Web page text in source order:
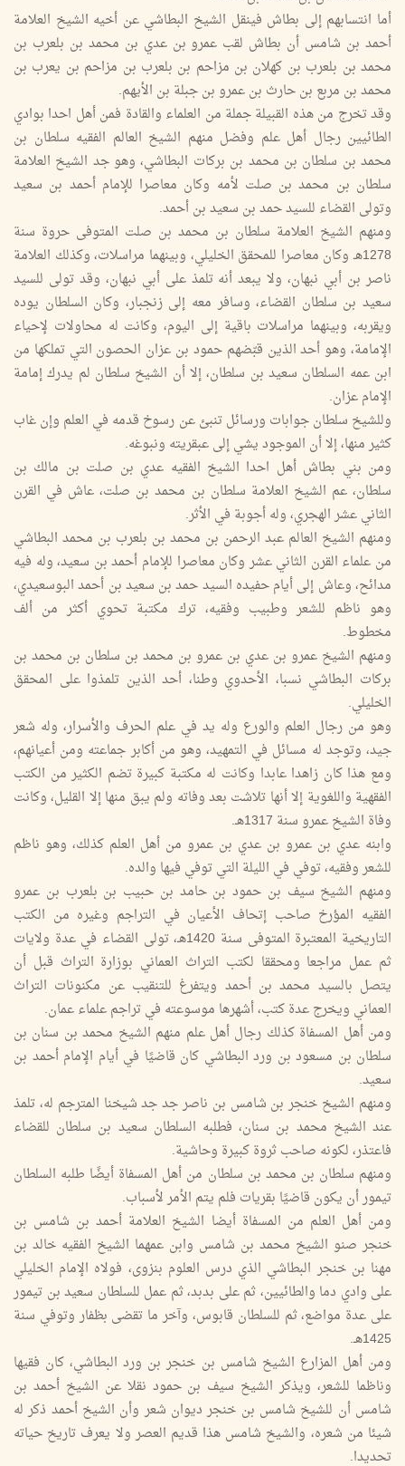
أما انتسابهم إلى بطاش فينقل الشيخ البطاشي عن أخيه الشيخ العلامة
أحمد بن شامس أن بطاش لقب عمرو بن عدي بن محمد بن بلعرب بن
محمد بن بلعرب بن كهلان بن مزاحم بن بلعرب بن مزاحم بن يعرب بن
محمد بن مربع بن حارث بن عمرو بن جبلة بن الأيهم.
وقد تخرج من هذه القبيلة جملة من العلماء والقادة فمن أهل احدا بوادي
الطائيين رجال أهل علم وفضل منهم الشيخ العالم الفقيه سلطان بن
محمد بن سلطان بن محمد بن بركات البطاشي، وهو جد الشيخ العلامة
سلطان بن محمد بن صلت لأمه وكان معاصرا للإمام أحمد بن سعيد
وتولى القضاء للسيد حمد بن سعيد بن أحمد.
ومنهم الشيخ العلامة سلطان بن محمد بن صلت المتوفى حروة سنة
1278هـ وكان معاصرا للمحقق الخليلي، وبينهما مراسلات، وكذلك العلامة
ناصر بن أبي نبهان، ولا يبعد أنه تلمذ على أبي نبهان، وقد تولى للسيد
سعيد بن سلطان القضاء، وسافر معه إلى زنجبار، وكان السلطان يوده
ويقربه، وبينهما مراسلات باقية إلى اليوم، وكانت له محاولات لإحياء
الإمامة، وهو أحد الذين قبّضهم حمود بن عزان الحصون التي تملكها من
ابن عمه السلطان سعيد بن سلطان، إلا أن الشيخ سلطان لم يدرك إمامة
الإمام عزان.
وللشيخ سلطان جوابات ورسائل تنبئ عن رسوخ قدمه في العلم وإن غاب
كثير منها، إلا أن الموجود يشي إلى عبقريته ونبوغه.
ومن بني بطاش أهل احدا الشيخ الفقيه عدي بن صلت بن مالك بن
سلطان، عم الشيخ العلامة سلطان بن محمد بن صلت، عاش في القرن
الثاني عشر الهجري، وله أجوبة في الأثر.
ومنهم الشيخ العالم عبد الرحمن بن محمد بن بلعرب بن محمد البطاشي
من علماء القرن الثاني عشر وكان معاصرا للإمام أحمد بن سعيد، وله فيه
مدائح، وعاش إلى أيام حفيده السيد حمد بن سعيد بن أحمد البوسعيدي،
وهو ناظم للشعر وطبيب وفقيه، ترك مكتبة تحوي أكثر من ألف
مخطوط.
ومنهم الشيخ عمرو بن عدي بن عمرو بن محمد بن سلطان بن محمد بن
بركات البطاشي نسبا، الأحدوي وطنا، أحد الذين تلمذوا على المحقق
الخليلي.
وهو من رجال العلم والورع وله يد في علم الحرف والأسرار، وله شعر
جيد، وتوجد له مسائل في التمهيد، وهو من أكابر جماعته ومن أعيانهم،
ومع هذا كان زاهدا عابدا وكانت له مكتبة كبيرة تضم الكثير من الكتب
الفقهية واللغوية إلا أنها تلاشت بعد وفاته ولم يبق منها إلا القليل، وكانت
وفاة الشيخ عمرو سنة 1317هـ.
وابنه عدي بن عمرو بن عدي بن عمرو من أهل العلم كذلك، وهو ناظم
للشعر وفقيه، توفي في الليلة التي توفي فيها والده.
ومنهم الشيخ سيف بن حمود بن حامد بن حبيب بن بلعرب بن عمرو
الفقيه المؤرخ صاحب إتحاف الأعيان في التراجم وغيره من الكتب
التاريخية المعتبرة المتوفى سنة 1420هـ، تولى القضاء في عدة ولايات
ثم عمل مراجعا ومحققا لكتب التراث العماني بوزارة التراث قبل أن
يتصل بالسيد محمد بن أحمد ويتفرغ للتنقيب عن مكنونات التراث
العماني ويخرج عدة كتب، أشهرها موسوعته في تراجم علماء عمان.
ومن أهل المسفاة كذلك رجال أهل علم منهم الشيخ محمد بن سنان بن
سلطان بن مسعود بن ورد البطاشي كان قاضيًا في أيام الإمام أحمد بن
سعيد.
ومنهم الشيخ خنجر بن شامس بن ناصر جد جد شيخنا المترجم له، تلمذ
عند الشيخ محمد بن سنان، فطلبه السلطان سعيد بن سلطان للقضاء
فاعتذر، لكونه صاحب ثروة كبيرة وحاشية.
ومنهم سلطان بن محمد بن سلطان من أهل المسفاة أيضًا طلبه السلطان
تيمور أن يكون قاضيًا بقريات فلم يتم الأمر لأسباب.
ومن أهل العلم من المسفاة أيضا الشيخ العلامة أحمد بن شامس بن
خنجر صنو الشيخ محمد بن شامس وابن عمهما الشيخ الفقيه خالد بن
مهنا بن خنجر البطاشي الذي درس العلوم بنزوى، فولاه الإمام الخليلي
على وادي دما والطائيين، ثم على بدبد، ثم عمل للسلطان سعيد بن تيمور
على عدة مواضع، ثم للسلطان قابوس، وآخر ما تقضى بظفار وتوفي سنة
1425هـ.
ومن أهل المزارع الشيخ شامس بن خنجر بن ورد البطاشي، كان فقيها
وناظما للشعر، ويذكر الشيخ سيف بن حمود نقلا عن الشيخ أحمد بن
شامس أن للشيخ شامس بن خنجر ديوان شعر وأن الشيخ أحمد ذكر له
شيئا من شعره، والشيخ شامس هذا قديم العصر ولا يعرف تاريخ حياته
تحديدا.